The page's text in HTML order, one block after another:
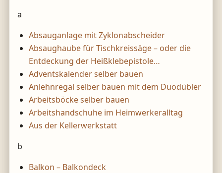
a
Absauganlage mit Zyklonabscheider
Absaughaube für Tischkreissäge – oder die
Entdeckung der Heißklebepistole…
Adventskalender selber bauen
Anlehnregal selber bauen mit dem Duodübler
Arbeitsböcke selber bauen
Arbeitshandschuhe im Heimwerkeralltag
Aus der Kellerwerkstatt
b
Balkon – Balkondeck